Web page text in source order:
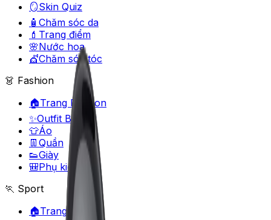
🪞Skin Quiz
🧴 Chăm sóc da
💄 Trang điểm
🌸Nước hoa
💇Chăm sóc tóc
👗 Fashion
🏠Trang Fashion
✨Outfit Builder
👕Áo
👖 Quần
👟Giày
🎒Phụ kiện
🏃 Sport
🏠Trang Sport